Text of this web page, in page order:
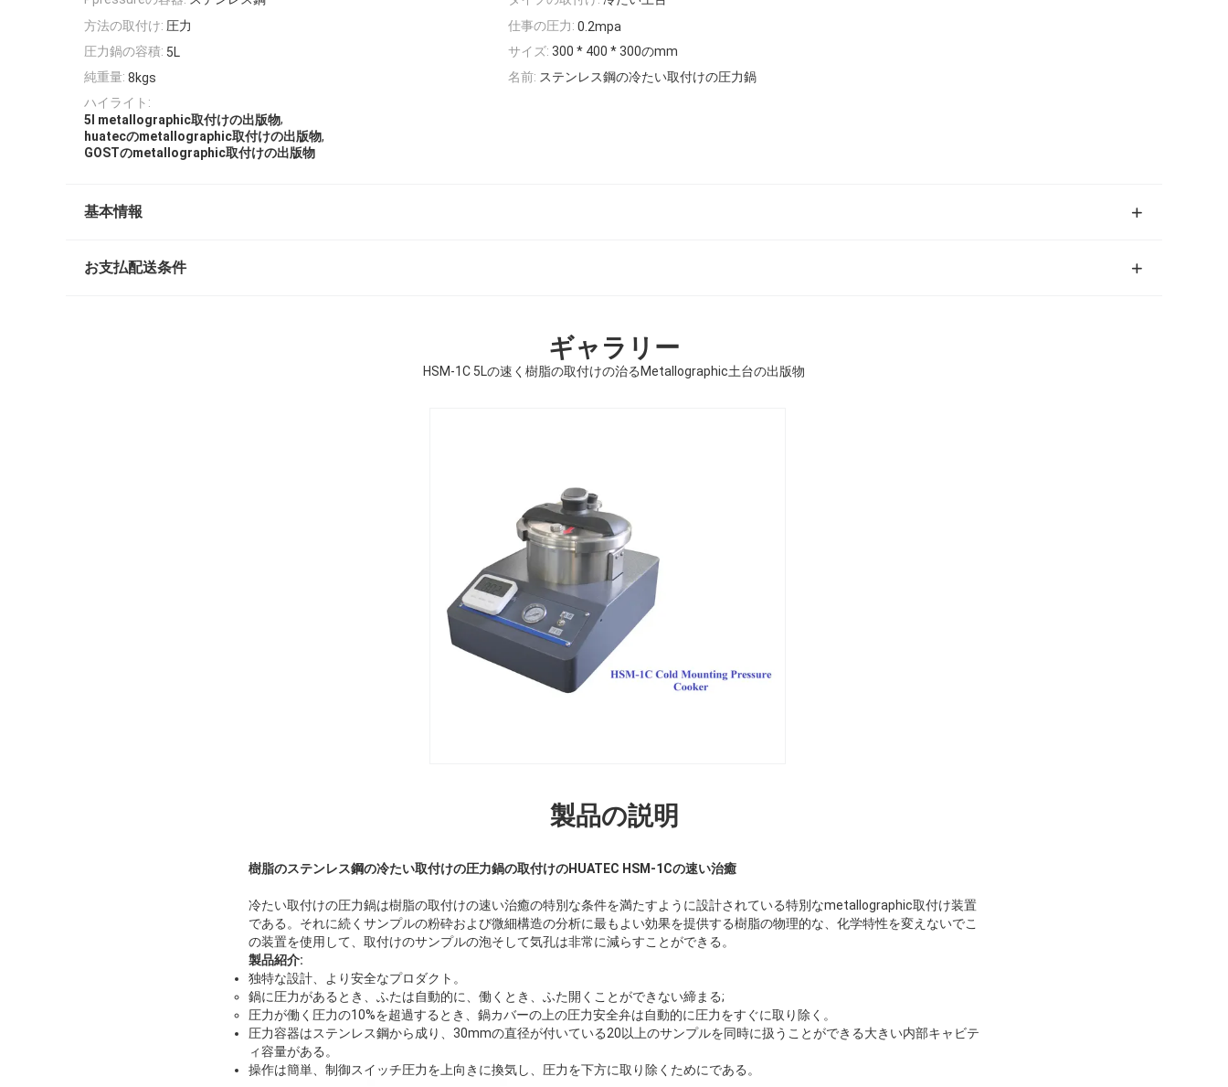
方法の取付け: 圧力 仕事の圧力: 0.2mpa
圧力鍋の容積: 5L サイズ: 300 * 400 * 300のmm
純重量: 8kgs 名前: ステンレス鋼の冷たい取付けの圧力鍋
ハイライト:
5l metallographic取付けの出版物,
huatecのmetallographic取付けの出版物,
GOSTのmetallographic取付けの出版物
基本情報
お支払配送条件
ギャラリー
HSM-1C 5Lの速く樹脂の取付けの治るMetallographic土台の出版物
製品の説明
樹脂のステンレス鋼の冷たい取付けの圧力鍋の取付けのHUATEC HSM-1Cの速い治癒
冷たい取付けの圧力鍋は樹脂の取付けの速い治癒の特別な条件を満たすように設計されている特別なmetallographic取付け装置
である。それに続くサンプルの粉砕および微細構造の分析に最もよい効果を提供する樹脂の物理的な、化学特性を変えないでこ
の装置を使用して、取付けのサンプルの泡そして気孔は非常に減らすことができる。
製品紹介:
独特な設計、より安全なプロダクト。
鍋に圧力があるとき、ふたは自動的に、働くとき、ふた開くことができない締まる;
圧力が働く圧力の10%を超過するとき、鍋カバーの上の圧力安全弁は自動的に圧力をすぐに取り除く。
圧力容器はステンレス鋼から成り、30mmの直径が付いている20以上のサンプルを同時に扱うことができる大きい内部キャビテ
ィ容量がある。
操作は簡単、制御スイッチ圧力を上向きに換気し、圧力を下方に取り除くためにである。